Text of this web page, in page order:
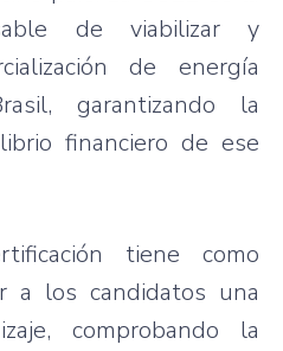
de viabilizar y
de energía
garantizando la
financiero de ese
tiene como
a los candidatos una
comprobando la